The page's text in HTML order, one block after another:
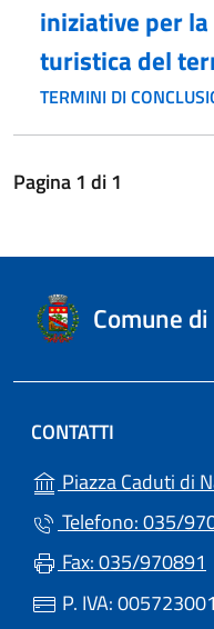
iniziative per
turistica del
TERMINI DI
Pagina1 di1
Comune
CONTATTI
Piazza Caduti di
Telefono: 035/
Fax: 035/970891
P. IVA: